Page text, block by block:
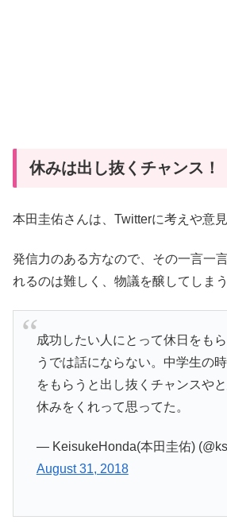
休みは出し抜くチャンス！
本田圭佑さんは、Twitterに考えや意
発信力のある方なので、その一言一
れるのは難しく、物議を醸してしま
成功したい人にとって休日をも
うでは話にならない。中学生の
をもらうと出し抜くチャンスや
休みをくれって思ってた。
— KeisukeHonda(本田圭佑)
August 31, 2018